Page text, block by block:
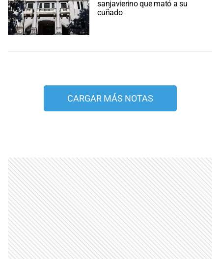
sanjavierino que mató a su
cuñado
CARGAR MÁS NOTAS